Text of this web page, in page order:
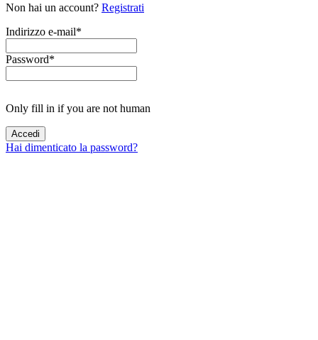
Non hai un account? Registrati
Indirizzo e-mail*
Password*
Only fill in if you are not human
Hai dimenticato la password?